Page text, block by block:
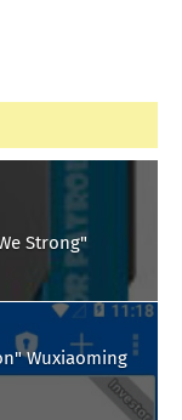
Strong"
Wuxiaoming